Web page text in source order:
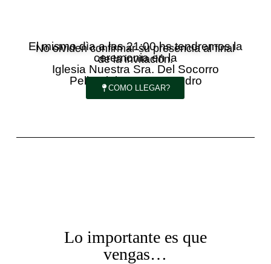
El mismo dìa a las 21:00 hs tendremos la
ceremonia en la
Iglesia Nuestra Sra. Del Socorro
Pellegrini 310, San Pedro
No olviden confirmar su presencia al final
de la invitación.
COMO LLEGAR?
Lo importante es que
vengas…